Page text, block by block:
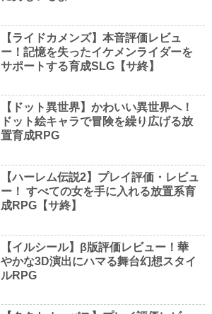
【ライドカメンズ】本音評価レビュ
ー！記憶を失ったイケメンライダーを
サポートする育成SLG【サ終】
【ドット異世界】かわいい異世界へ！
ドット絵キャラで冒険を繰り広げる放
置育成RPG
【ハーレム伝説2】プレイ評価・レビュ
ー！ すべての女を手に入れる放置系育
成RPG【サ終】
【イルシール】β版評価レビュー！華
やかな3D演出にハマる舞台幻想スタイ
ルRPG